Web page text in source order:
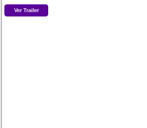
Ver Trailer